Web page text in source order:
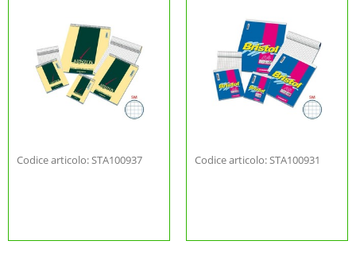
Codice articolo: STA100937 Codice articolo: STA100931